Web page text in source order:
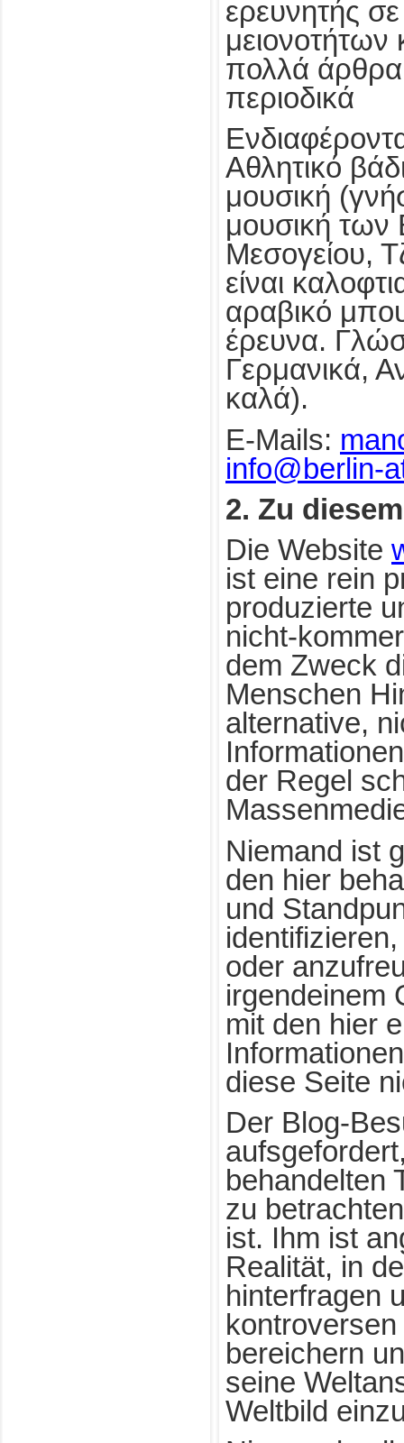
ερευνητής
μειονοτήτων
πολλά άρθρα
περιοδικά
Αθλητικό
μουσική
μουσική των
Μεσογείου,
είναι
αραβικό
έρευνα.
Γερμανικά,
καλά).
E-Mails:
info@berlin-
2. Zu
Die Website
ist eine rein
produzierte
nicht-
dem Zweck
Menschen
alternative,
der Regel
Niemand ist
den hier
und
oder
irgendeinem
mit den hier
diese Seite
Der Blog-
behandelten
zu
ist. Ihm ist
Realität, in
hinterfragen
bereichern
seine
Weltbild